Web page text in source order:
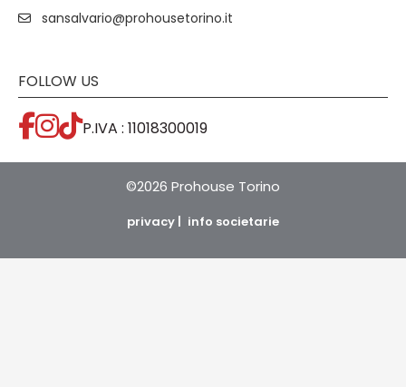
sansalvario@prohousetorino.it
FOLLOW US
P.IVA : 11018300019
©2026 Prohouse Torino
privacy | info societarie